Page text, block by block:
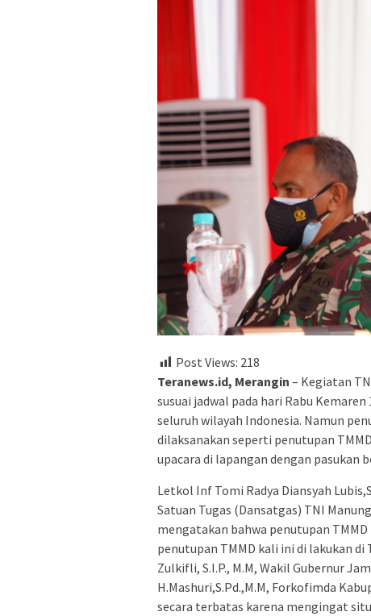
Post Views: 218
Teranews.id, Merangin – Kegiatan
susuai jadwal pada hari Rabu
seluruh wilayah Indonesia. Namun
dilaksanakan seperti penutupan
upacara di lapangan dengan pasukan
Letkol Inf Tomi Radya Diansyah
Satuan Tugas (Dansatgas) TNI
mengatakan bahwa penutupan
penutupan TMMD kali ini di lakukan di
Zulkifli, S.I.P., M.M, Wakil Gubernur
H.Mashuri,S.Pd.,M.M, Forkofimda
secara terbatas karena mengingat